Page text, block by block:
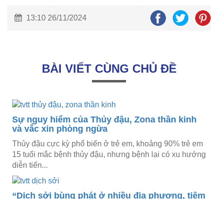
13:10 26/11/2024
BÀI VIẾT CÙNG CHỦ ĐỀ
Sự nguy hiểm của Thủy đậu, Zona thần kinh
và vắc xin phòng ngừa
Thủy đậu cực kỳ phổ biến ở trẻ em, khoảng 90% trẻ em
15 tuổi mắc bệnh thủy đậu, nhưng bệnh lại có xu hướng
diễn tiến...
“Dịch sởi bùng phát ở nhiều địa phương, tiêm